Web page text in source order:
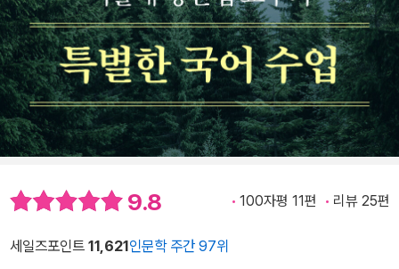
9.8 100자평 11편 리뷰 25편
세일즈포인트 11,621인문학 주간 97위